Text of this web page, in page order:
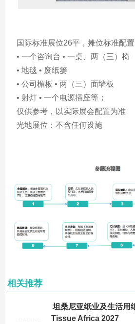
国际标准展位26平，摊位标准配置
• 一个咨询台 • 一桌、两（三）椅
• 地毯 • 废纸篓
• 公司楣板 • 两（三）面墙板
• 射灯 • 一个电源插座等；
仅供参考，以实际展会配置为准
光地展位：不含任何设施
相关推荐
坦桑尼亚纸业及生活用
Tissue Africa 2027